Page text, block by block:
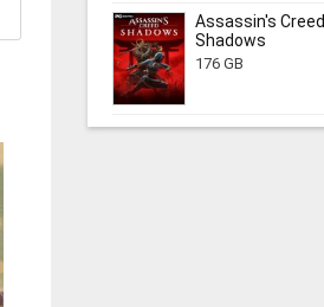
Assassin's Creed
Shadows
176 GB